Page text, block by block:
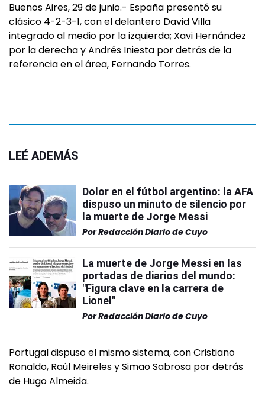
Buenos Aires, 29 de junio.- España presentó su
clásico 4-2-3-1, con el delantero David Villa
integrado al medio por la izquierda; Xavi Hernández
por la derecha y Andrés Iniesta por detrás de la
referencia en el área, Fernando Torres.
LEÉ ADEMÁS
Dolor en el fútbol argentino: la AFA
dispuso un minuto de silencio por
la muerte de Jorge Messi
PorRedacción Diario de Cuyo
La muerte de Jorge Messi en las
portadas de diarios del mundo:
"Figura clave en la carrera de
Lionel"
PorRedacción Diario de Cuyo
Portugal dispuso el mismo sistema, con Cristiano
Ronaldo, Raúl Meireles y Simao Sabrosa por detrás
de Hugo Almeida.